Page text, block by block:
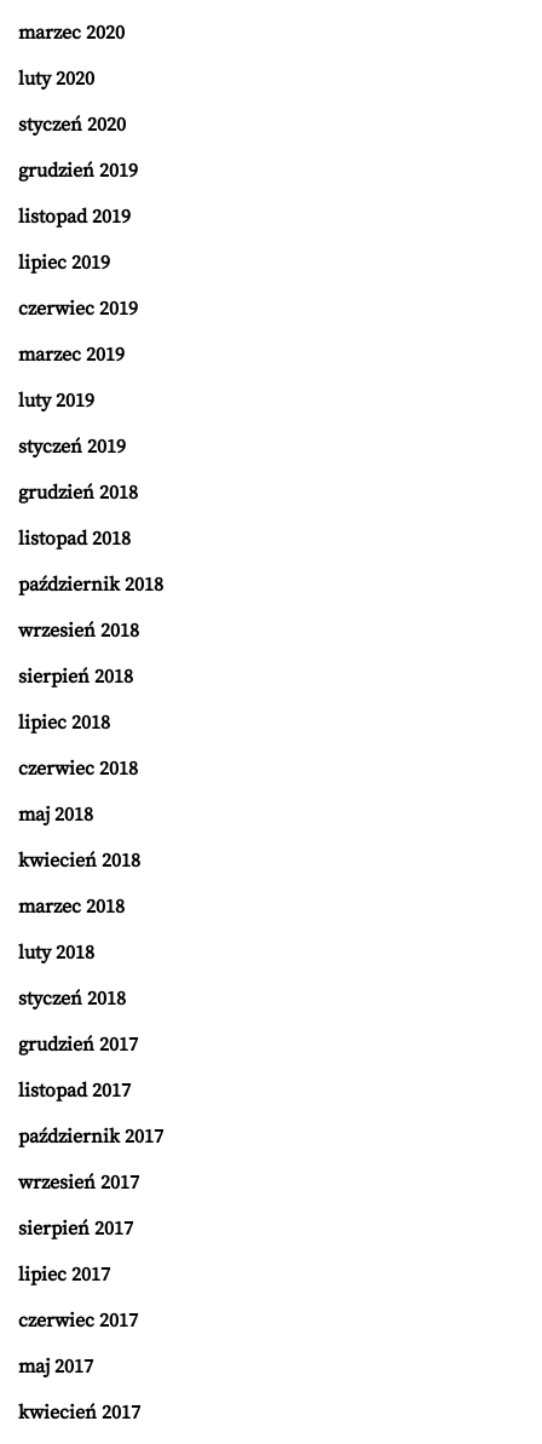
marzec 2020
luty 2020
styczeń 2020
grudzień 2019
listopad 2019
lipiec 2019
czerwiec 2019
marzec 2019
luty 2019
styczeń 2019
grudzień 2018
listopad 2018
październik 2018
wrzesień 2018
sierpień 2018
lipiec 2018
czerwiec 2018
maj 2018
kwiecień 2018
marzec 2018
luty 2018
styczeń 2018
grudzień 2017
listopad 2017
październik 2017
wrzesień 2017
sierpień 2017
lipiec 2017
czerwiec 2017
maj 2017
kwiecień 2017